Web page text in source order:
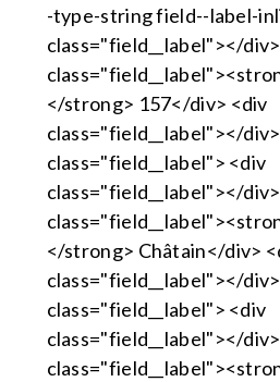
-type-string field--label-
class="field__label"></
</strong> 157</div> <div
class="field__label"></
class="field__label"> <div
class="field__label"></
</strong> Châtain</div>
class="field__label"></
class="field__label"> <div
class="field__label"></